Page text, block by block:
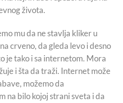
života.
mu da ne stavlja kliker u
crveno, da gleda levo i desno
je tako i sa internetom. Mora
i šta da traži. Internet može
možemo da
na bilo kojoj strani sveta i da